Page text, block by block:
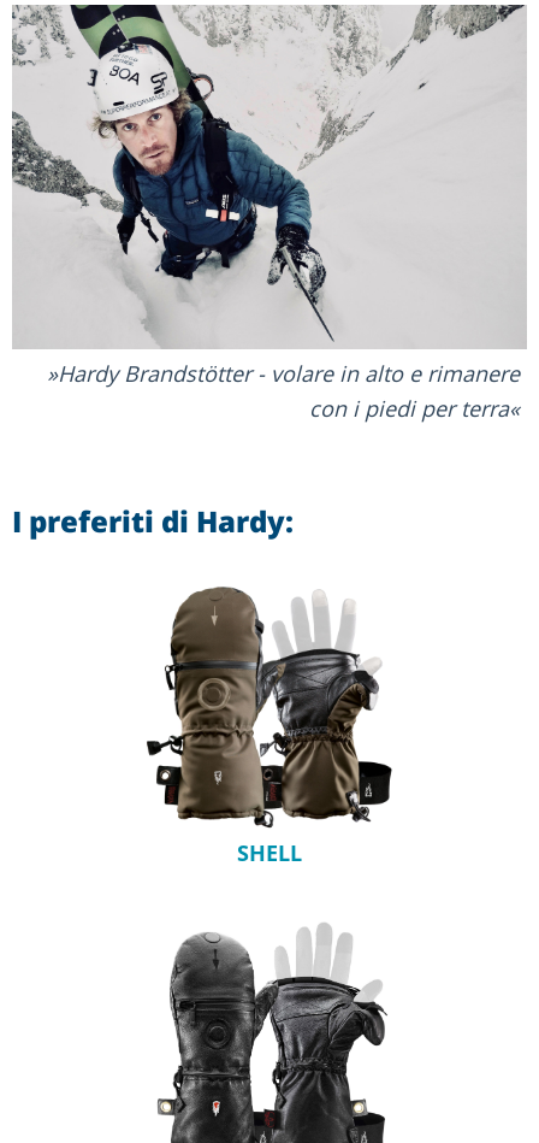
Hardy Brandstötter - volare in alto e rimanere
con i piedi per terra
I preferiti di Hardy:
SHELL